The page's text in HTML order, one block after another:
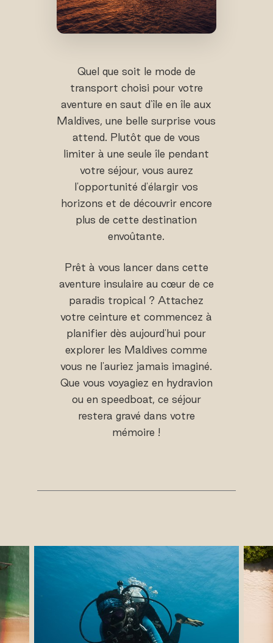
Quel que soit le mode de
transport choisi pour votre
aventure en saut d'île en île aux
Maldives, une belle surprise vous
attend. Plutôt que de vous
limiter à une seule île pendant
votre séjour, vous aurez
l'opportunité d'élargir vos
horizons et de découvrir encore
plus de cette destination
envoûtante.
Prêt à vous lancer dans cette
aventure insulaire au cœur de ce
paradis tropical ? Attachez
votre ceinture et commencez à
planifier dès aujourd'hui pour
explorer les Maldives comme
vous ne l'auriez jamais imaginé.
Que vous voyagiez en hydravion
ou en speedboat, ce séjour
restera gravé dans votre
mémoire !